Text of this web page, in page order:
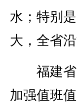
水；特别
大，全省
福建省
加强值班